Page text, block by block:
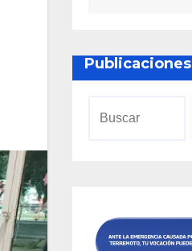
Publicaciones